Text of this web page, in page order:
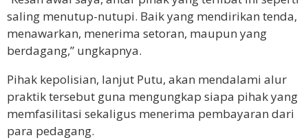
saling menutup-nutupi. Baik yang mendirikan tenda,
menawarkan, menerima setoran, maupun yang
berdagang,” ungkapnya.
Pihak kepolisian, lanjut Putu, akan mendalami alur
praktik tersebut guna mengungkap siapa pihak yang
memfasilitasi sekaligus menerima pembayaran dari
para pedagang.